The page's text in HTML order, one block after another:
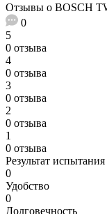
Отзывы о BOSCH
0
5
0 отзыва
4
0 отзыва
3
0 отзыва
2
0 отзыва
1
0 отзыва
Результат испытания
0
Удобство
0
Долговечность